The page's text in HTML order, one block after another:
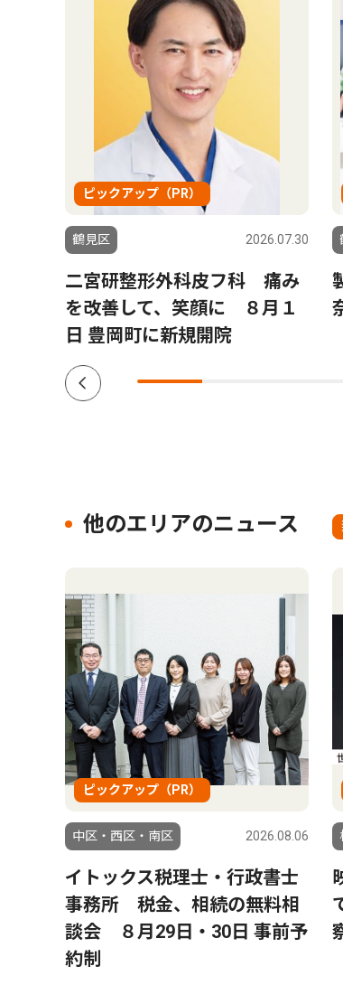
ピックアップ（PR）
鶴見区 2026.07.30
二宮研整形外科皮フ科 痛み
を改善して、笑顔に ８月１
日 豊岡町に新規開院
他のエリアのニュース
ピックアップ（PR）
中区・西区・南区 2026.08.06
イトックス税理士・行政書士
事務所 税金、相続の無料相
談会 ８月29日・30日 事前予
約制